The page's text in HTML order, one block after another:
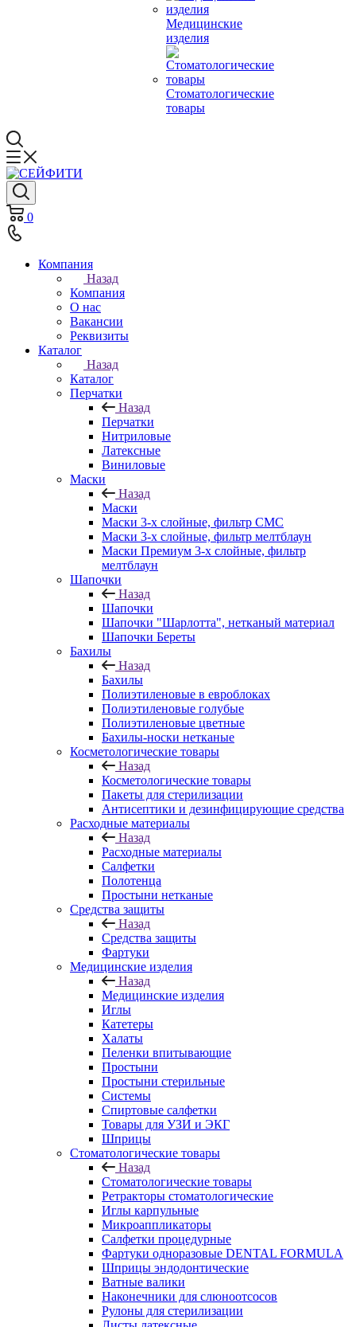
Медицинские
изделия
Стоматологические
товары
0
Компания
Назад
Компания
О нас
Вакансии
Реквизиты
Каталог
Назад
Каталог
Перчатки
Назад
Перчатки
Нитриловые
Латексные
Виниловые
Маски
Назад
Маски
Маски 3-х слойные, фильтр СМС
Маски 3-х слойные, фильтр мелтблаун
Маски Премиум 3-х слойные, фильтр
мелтблаун
Шапочки
Назад
Шапочки
Шапочки "Шарлотта", нетканый материал
Шапочки Береты
Бахилы
Назад
Бахилы
Полиэтиленовые в евроблоках
Полиэтиленовые голубые
Полиэтиленовые цветные
Бахилы-носки нетканые
Косметологические товары
Назад
Косметологические товары
Пакеты для стерилизации
Антисептики и дезинфицирующие средства
Расходные материалы
Назад
Расходные материалы
Салфетки
Полотенца
Простыни нетканые
Средства защиты
Назад
Средства защиты
Фартуки
Медицинские изделия
Назад
Медицинские изделия
Иглы
Катетеры
Халаты
Пеленки впитывающие
Простыни
Простыни стерильные
Системы
Спиртовые салфетки
Товары для УЗИ и ЭКГ
Шприцы
Стоматологические товары
Назад
Стоматологические товары
Ретракторы стоматологические
Иглы карпульные
Микроаппликаторы
Салфетки процедурные
Фартуки одноразовые DENTAL FORMULA
Шприцы эндодонтические
Ватные валики
Наконечники для слюноотсосов
Рулоны для стерилизации